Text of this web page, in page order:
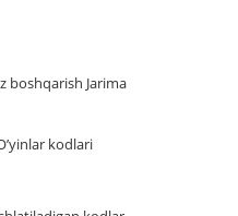
boshqаrish Jаrimа
kodlari